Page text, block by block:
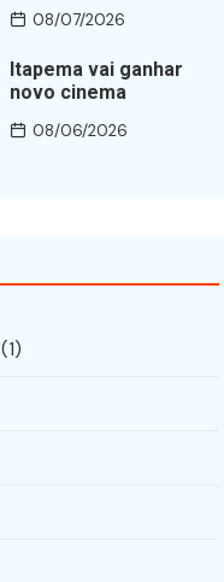
08/07/2026
Itapema vai ganhar
novo cinema
08/06/2026
(1)